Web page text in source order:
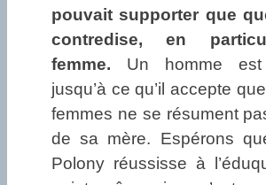
pouvait supporter que
contredise, en
femme. Un homme est
jusqu’à ce qu’il accepte
femmes ne se résument
de sa mère. Espérons
Polony réussisse à